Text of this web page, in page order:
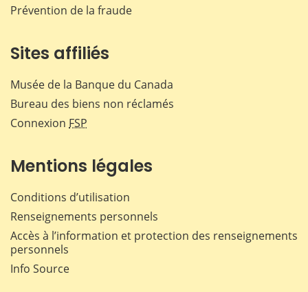
Prévention de la fraude
Sites affiliés
Musée de la Banque du Canada
Bureau des biens non réclamés
Connexion FSP
Mentions légales
Conditions d’utilisation
Renseignements personnels
Accès à l’information et protection des renseignements
personnels
Info Source